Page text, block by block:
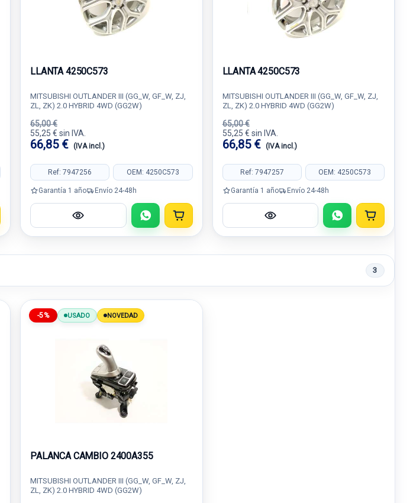
LLANTA 4250C573
MITSUBISHI OUTLANDER III (GG_W, GF_W, ZJ,
ZL, ZK) 2.0 HYBRID 4WD (GG2W)
65,00 €
55,25 € sin IVA.
66,85 € (IVA incl.)
Ref: 7947256 OEM: 4250C573
Garantía 1 año Envío 24-48h
LLANTA 4250C573
MITSUBISHI OUTLANDER III (GG_W, GF_W, ZJ,
ZL, ZK) 2.0 HYBRID 4WD (GG2W)
65,00 €
55,25 € sin IVA.
66,85 € (IVA incl.)
Ref: 7947257 OEM: 4250C573
Garantía 1 año Envío 24-48h
3
-5% USADO NOVEDAD
PALANCA CAMBIO 2400A355
MITSUBISHI OUTLANDER III (GG_W, GF_W, ZJ,
ZL, ZK) 2.0 HYBRID 4WD (GG2W)